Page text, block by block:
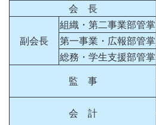
会 長
副会長
組織・第二事業部管掌
第一事業・広報部管掌
総務・学生支援部管掌
監 事
会 計